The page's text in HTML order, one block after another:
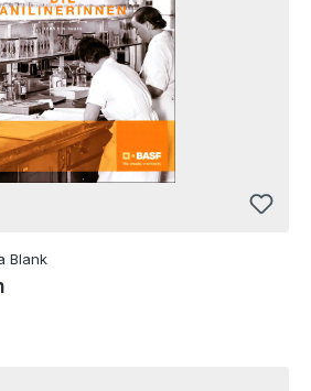
Blank